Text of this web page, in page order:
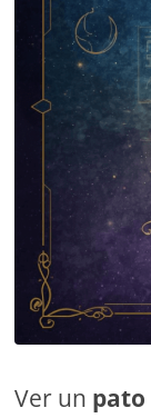
Ver un pato